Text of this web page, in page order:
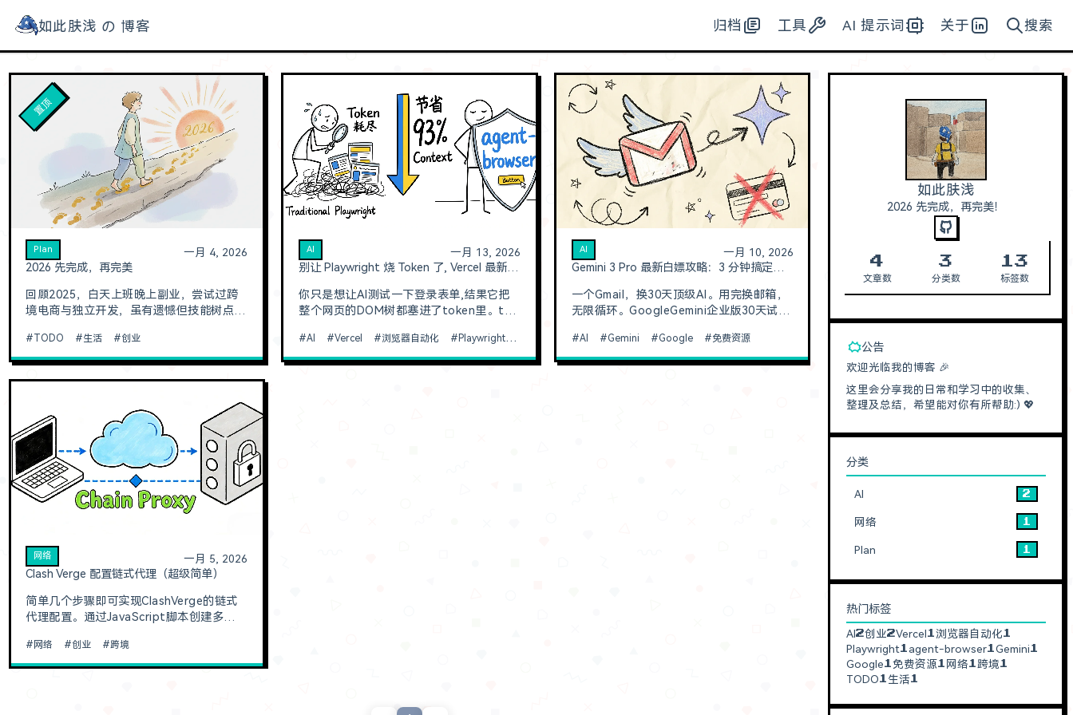
如此肤浅的博客
工具
如此肤浅 の 博客 归档 工具 AI 提示词 关于 搜索
Plan 一月 4, 2026
2026 先完成，再完美
回顾2025，白天上班晚上副业，尝试过跨
境电商与独立开发，虽有遗憾但技能树点
再完美”。在AI风口下，坚定网站出海与个
人IP打造，计划上线4个产品并持续输出。
TODO 生活 创业
AI 一月 13, 2026
别让 Playwright 烧 Token 了, Vercel 最新开源的浏览器自动化神器真香
你只是想让AI测试一下登录表单,结果它把
整个网页的DOM树都塞进了token里。tok
方案就是这么吃token。你以为AI很聪明?
其实它只是在用最笨的方法——把网页的每
AI Vercel 浏览器自动化 Playwright agent-browser
AI 一月 10, 2026
Gemini 3 Pro 最新白嫖攻略：3 分钟搞定，无需信用卡，无账号限制
一个Gmail，换30天顶级AI。用完换邮箱，
无限循环。GoogleGemini企业版30天试
1月31日。Google的Gemini教育优惠，要
在这一天结束了。最近薅到羊毛的，大概分
AI Gemini Google 免费资源
网络 一月 5, 2026
Clash Verge 配置链式代理（超级简单）
简单几个步骤即可实现ClashVerge的链式
代理配置。通过JavaScript脚本创建多层代
于需要固定IP地址进行跨境电商、独立开发
等场景。一、购买静态IPCliproxy购买地址
网络 创业 跨境
如此肤浅
2026 先完成，再完美！
4
文章数
3
分类数
13
标签数
公告
欢迎光临我的博客 🎉
这里会分享我的日常和学习中的收集、
整理及总结，希望能对你有所帮助:) 💖
分类
AI 2
网络 1
Plan 1
热门标签
AI2创业2Vercel1浏览器自动化1
Playwright1 agent-browser1Gemini1
Google1免费资源1 网络1跨境1
TODO1 生活1